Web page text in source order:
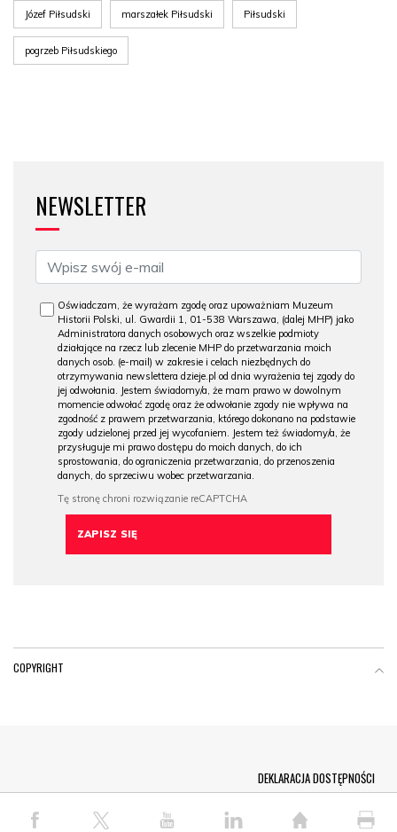
Józef Piłsudski marszałek Piłsudski Piłsudski
pogrzeb Piłsudskiego
NEWSLETTER
Oświadczam, że wyrażam zgodę oraz upoważniam Muzeum
Historii Polski, ul. Gwardii 1, 01-538 Warszawa, (dalej MHP) jako
Administratora danych osobowych oraz wszelkie podmioty
działające na rzecz lub zlecenie MHP do przetwarzania moich
danych osob. (e-mail) w zakresie i celach niezbędnych do
otrzymywania newslettera dzieje.pl od dnia wyrażenia tej zgody do
jej odwołania. Jestem świadomy/a, że mam prawo w dowolnym
momencie odwołać zgodę oraz że odwołanie zgody nie wpływa na
zgodność z prawem przetwarzania, którego dokonano na podstawie
zgody udzielonej przed jej wycofaniem. Jestem też świadomy/a, że
przysługuje mi prawo dostępu do moich danych, do ich
sprostowania, do ograniczenia przetwarzania, do przenoszenia
danych, do sprzeciwu wobec przetwarzania.
COPYRIGHT
© COPYRIGHT PAP 2026
DEKLARACJA DOSTĘPNOŚCI